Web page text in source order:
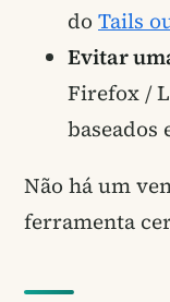
do Tails
Evitar
Firefox /
baseados
Não há um
ferramenta